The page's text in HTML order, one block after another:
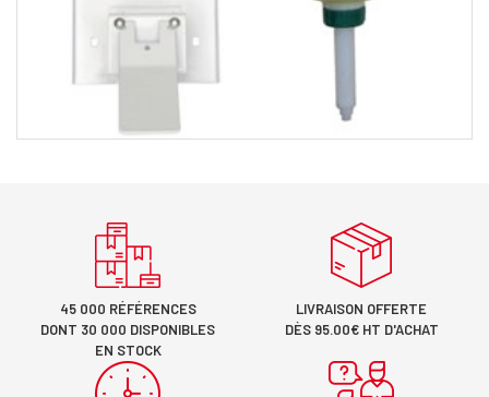
45 000 RÉFÉRENCES
DONT 30 000 DISPONIBLES
EN STOCK
LIVRAISON OFFERTE
DÈS 95.00€ HT D'ACHAT